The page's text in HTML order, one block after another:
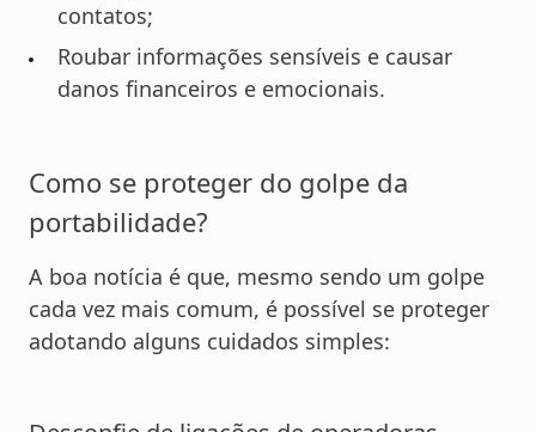
contatos;
Roubar informações sensíveis e causar
danos financeiros e emocionais.
Como se proteger do golpe da
portabilidade?
A boa notícia é que, mesmo sendo um golpe
cada vez mais comum, é possível se proteger
adotando alguns cuidados simples: